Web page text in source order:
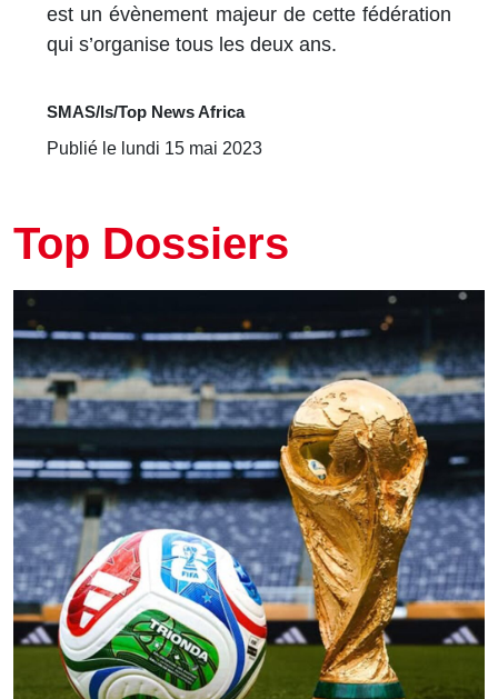
est un évènement majeur de cette fédération
qui s’organise tous les deux ans.
SMAS/ls/Top News Africa
Publié le lundi 15 mai 2023
Top Dossiers